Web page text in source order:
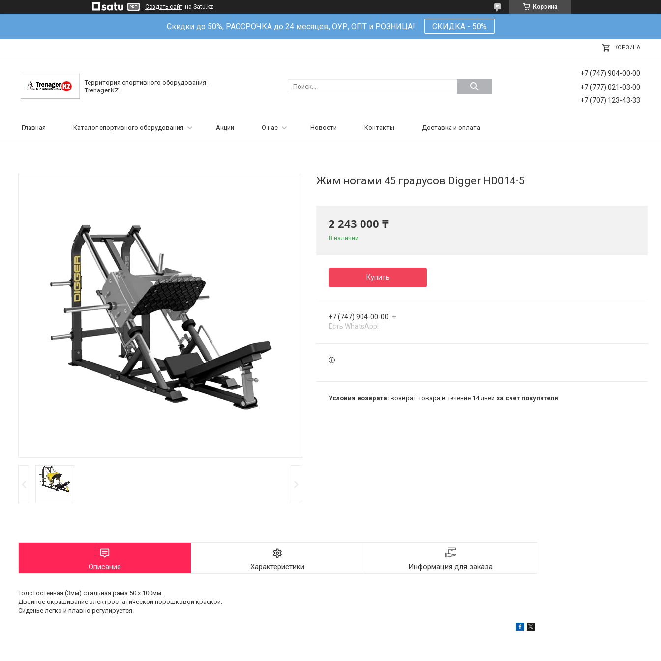
Создать сайт на Satu.kz Корзина
Скидки до 50%, РАССРОЧКА до 24 месяцев, ОУР, ОПТ и РОЗНИЦА! СКИДКА - 50%
КОРЗИНА
Территория спортивного оборудования -
Trenager.KZ
+7 (747) 904-00-00
+7 (777) 021-03-00
+7 (707) 123-43-33
Главная Каталог спортивного оборудования Акции О нас Новости Контакты Доставка и оплата
Жим ногами 45 градусов Digger HD014-5
2 243 000 ₸
В наличии
Купить
+7 (747) 904-00-00
Есть WhatsApp!
возврат товара в течение 14 дней за счет покупателя
Описание Характеристики Информация для заказа
Толстостенная (3мм) стальная рама 50 х 100мм.
Двойное окрашивание электростатической порошковой краской.
Сиденье легко и плавно регулируется.